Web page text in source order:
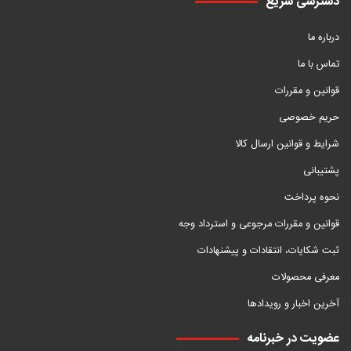
درباره ما
تماس با ما
قوانین و مقررات
حریم خصوصی
شرایط و قوانین ارسال کالا
پشتیبانی
نحوه پرداخت
قوانین و مقررات مرجوعی و استرداد وجه
ثبت شکایات، انتقادات و پیشنهادات
معرفی محصولات
آخرین اخبار و رویدادها
عضویت در خبرنامه